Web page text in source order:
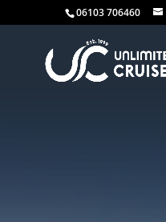
06103 706460